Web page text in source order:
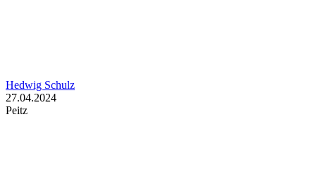
Hedwig Schulz
27.04.2024
Peitz